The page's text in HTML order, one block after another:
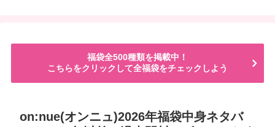
福袋全500種類を掲載中！
こちらをクリックして全福袋をチェックしよう
on:nue(オンニュ)2026年福袋中身ネタバ